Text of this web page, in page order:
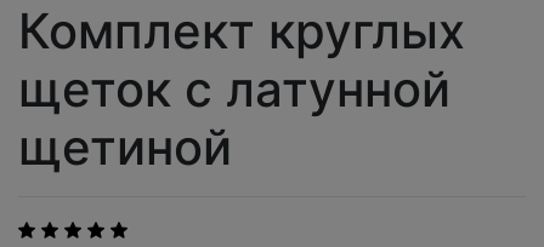
Комплект круглых
щеток с латунной
щетиной